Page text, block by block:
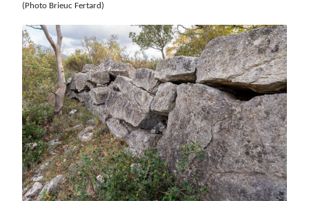
(Photo Brieuc Fertard)